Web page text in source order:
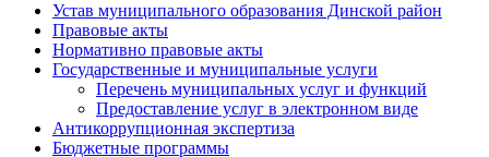
Устав муниципального образования Динской район
Правовые акты
Нормативно правовые акты
Государственные и муниципальные услуги
Перечень муниципальных услуг и функций
Предоставление услуг в электронном виде
Антикоррупционная экспертиза
Бюджетные программы